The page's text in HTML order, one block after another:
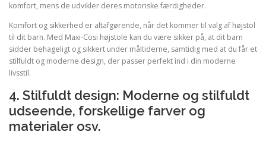
komfort, mens de udvikler deres motoriske færdigheder.
Komfort og sikkerhed er altafgørende, når det kommer til valg af højstol
til dit barn. Med Maxi-Cosi højstole kan du være sikker på, at dit barn
sidder behageligt og sikkert under måltiderne, samtidig med at du får et
stilfuldt og moderne design, der passer perfekt ind i din moderne
livsstil.
4. Stilfuldt design: Moderne og stilfuldt
udseende, forskellige farver og
materialer osv.